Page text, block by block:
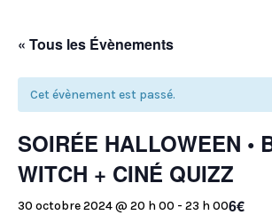
« Tous les Évènements
Cet évènement est passé.
SOIRÉE HALLOWEEN •
WITCH + CINÉ QUIZZ
30 octobre 2024 @ 20 h 00 - 23 h 006€